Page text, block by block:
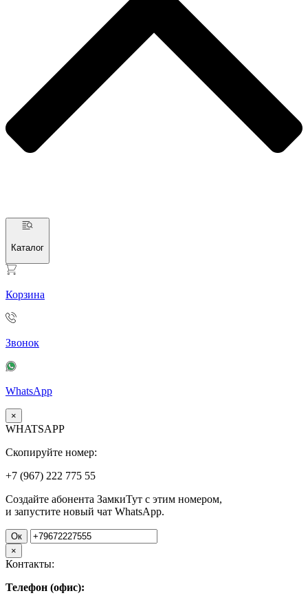
Каталог
Корзина
Звонок
WhatsApp
×
WHATSAPP
Скопируйте номер:
+7 (967) 222 775 55
Создайте абонента ЗамкиТут с этим номером,
и запустите новый чат WhatsApp.
Ок
×
Контакты:
Телефон (офис):